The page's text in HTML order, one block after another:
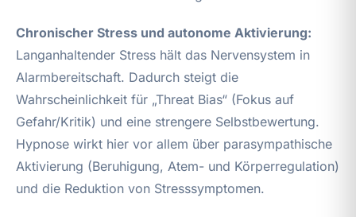
Chronischer Stress und autonome Aktivierung:
Langanhaltender Stress hält das Nervensystem in
Alarmbereitschaft. Dadurch steigt die
Wahrscheinlichkeit für „Threat Bias“ (Fokus auf
Gefahr/Kritik) und eine strengere Selbstbewertung.
Hypnose wirkt hier vor allem über parasympathische
Aktivierung (Beruhigung, Atem- und Körperregulation)
und die Reduktion von Stresssymptomen.